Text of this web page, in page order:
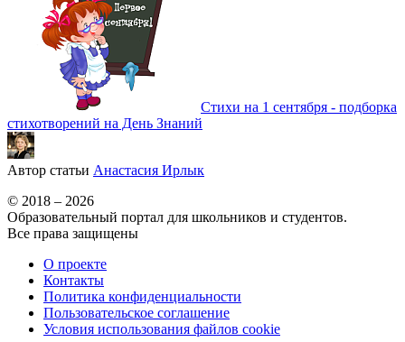
Стихи на 1 сентября - подборка
стихотворений на День Знаний
Автор статьи Анастасия Ирлык
© 2018 – 2026
Образовательный портал для школьников и студентов.
Все права защищены
О проекте
Контакты
Политика конфиденциальности
Пользовательское соглашение
Условия использования файлов cookie